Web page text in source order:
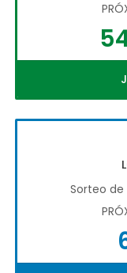
Sorteo